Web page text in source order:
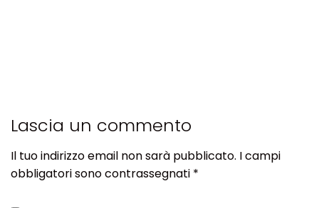
Lascia un commento
Il tuo indirizzo email non sarà pubblicato. I campi
obbligatori sono contrassegnati *